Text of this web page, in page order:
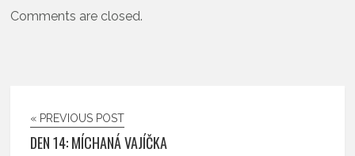
Comments are closed.
« PREVIOUS POST
DEN 14: MÍCHANÁ VAJÍČKA